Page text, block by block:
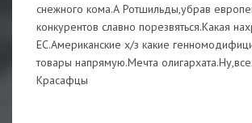
снежного кома.А Ротшильды,убрав
конкурентов славно порезвяться.Какая
ЕС.Американские х/з какие
товары напрямую.Мечта
Красафцы